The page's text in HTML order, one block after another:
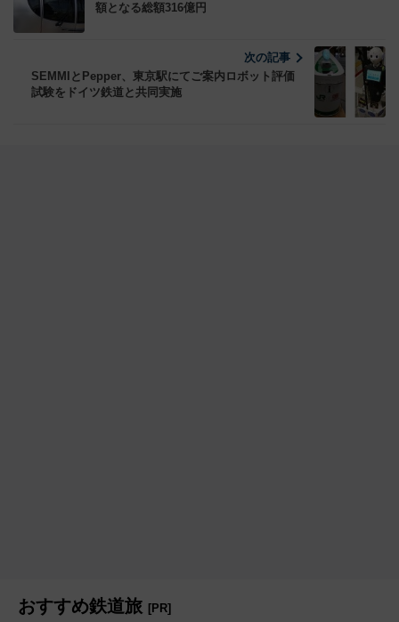
額となる総額316億円
次の記事
SEMMIとPepper、東京駅にてご案内ロボット評価
試験をドイツ鉄道と共同実施
おすすめ鉄道旅 [PR]